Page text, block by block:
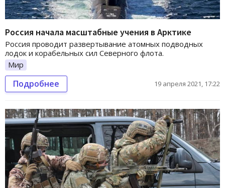
Россия начала масштабные учения в Арктике
Россия проводит развертывание атомных подводных
лодок и корабельных сил Северного флота.
Мир
Подробнее 19 апреля 2021, 17:22